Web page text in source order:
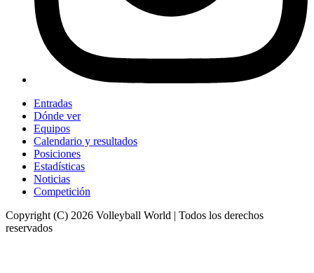
Entradas
Dónde ver
Equipos
Calendario y resultados
Posiciones
Estadísticas
Noticias
Competición
Copyright (C) 2026 Volleyball World | Todos los derechos
reservados